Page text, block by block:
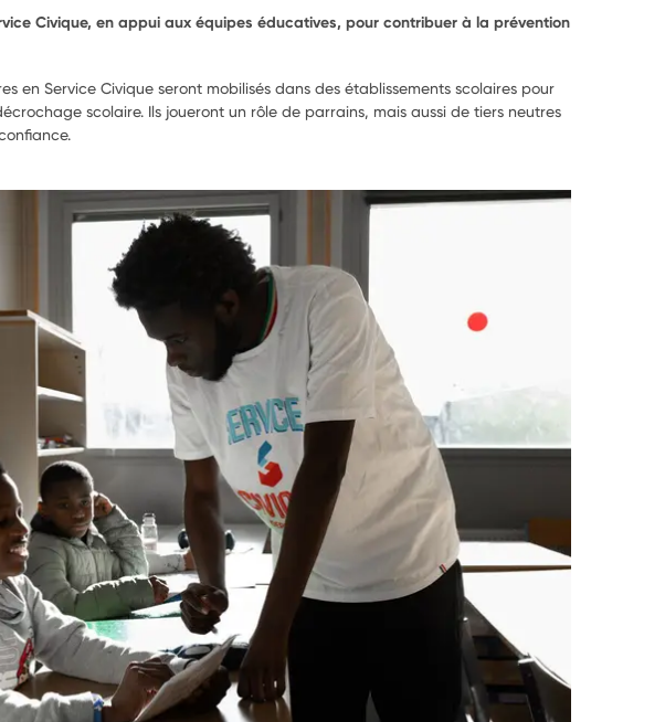
Civique, en appui aux équipes éducatives, pour contribuer à la prévention
en Service Civique seront mobilisés dans des établissements scolaires pour
scolaire. Ils joueront un rôle de parrains, mais aussi de tiers neutres